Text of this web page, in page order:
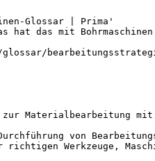
Glossar | Prima'
hat das mit
Materialbearbeitung mit
von
Werkzeuge,